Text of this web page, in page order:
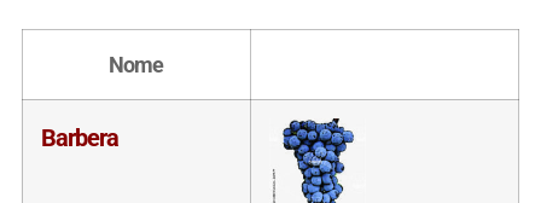
Nome
Barbera